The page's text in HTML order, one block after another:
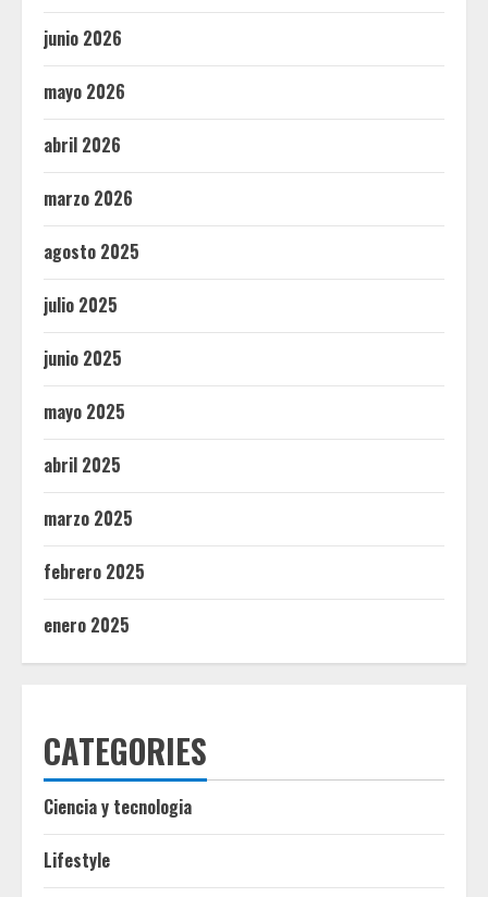
junio 2026
mayo 2026
abril 2026
marzo 2026
agosto 2025
julio 2025
junio 2025
mayo 2025
abril 2025
marzo 2025
febrero 2025
enero 2025
CATEGORIES
Ciencia y tecnologia
Lifestyle